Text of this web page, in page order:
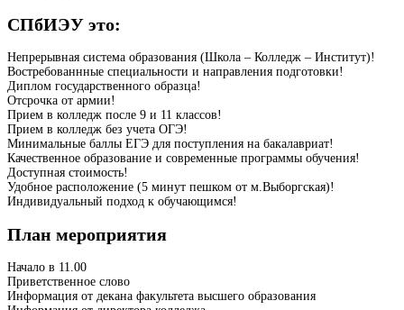
СПбИЭУ это:
Непрерывная система образования (Школа – Колледж – Институт)!
Востребованнные специальности и направления подготовки!
Диплом государственного образца!
Отсрочка от армии!
Прием в колледж после 9 и 11 классов!
Прием в колледж без учета ОГЭ!
Минимальные баллы ЕГЭ для поступления на бакалавриат!
Качественное образование и современные программы обучения!
Доступная стоимость!
Удобное расположение (5 минут пешком от м.Выборгская)!
Индивидуальный подход к обучающимся!
План мероприятия
Начало в 11.00
Приветственное слово
Информация от декана факультета высшего образования